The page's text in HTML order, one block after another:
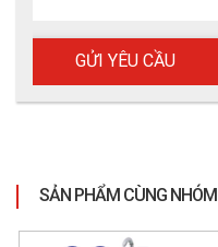
SẢN PHẨM CÙNG NHÓM